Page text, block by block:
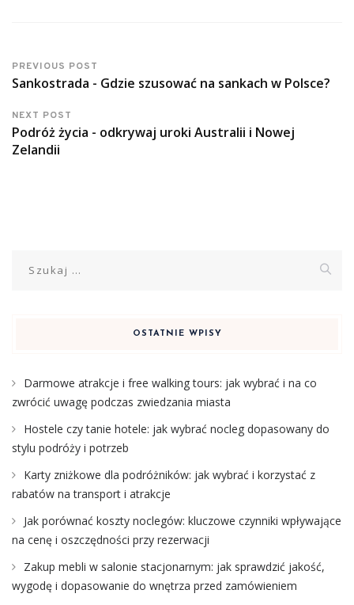
PREVIOUS POST
Sankostrada - Gdzie szusować na sankach w Polsce?
NEXT POST
Podróż życia - odkrywaj uroki Australii i Nowej
Zelandii
OSTATNIE WPISY
Darmowe atrakcje i free walking tours: jak wybrać i na co
zwrócić uwagę podczas zwiedzania miasta
Hostele czy tanie hotele: jak wybrać nocleg dopasowany do
stylu podróży i potrzeb
Karty zniżkowe dla podróżników: jak wybrać i korzystać z
rabatów na transport i atrakcje
Jak porównać koszty noclegów: kluczowe czynniki wpływające
na cenę i oszczędności przy rezerwacji
Zakup mebli w salonie stacjonarnym: jak sprawdzić jakość,
wygodę i dopasowanie do wnętrza przed zamówieniem